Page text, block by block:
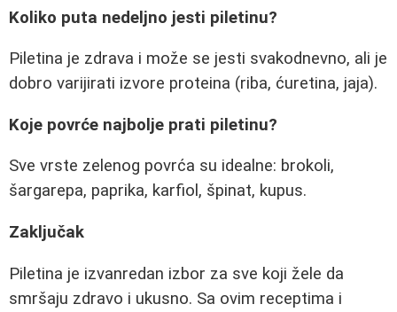
Koliko puta nedeljno jesti piletinu?
Piletina je zdrava i može se jesti svakodnevno, ali je
dobro varijirati izvore proteina (riba, ćuretina, jaja).
Koje povrće najbolje prati piletinu?
Sve vrste zelenog povrća su idealne: brokoli,
šargarepa, paprika, karfiol, špinat, kupus.
Zaključak
Piletina je izvanredan izbor za sve koji žele da
smršaju zdravo i ukusno. Sa ovim receptima i